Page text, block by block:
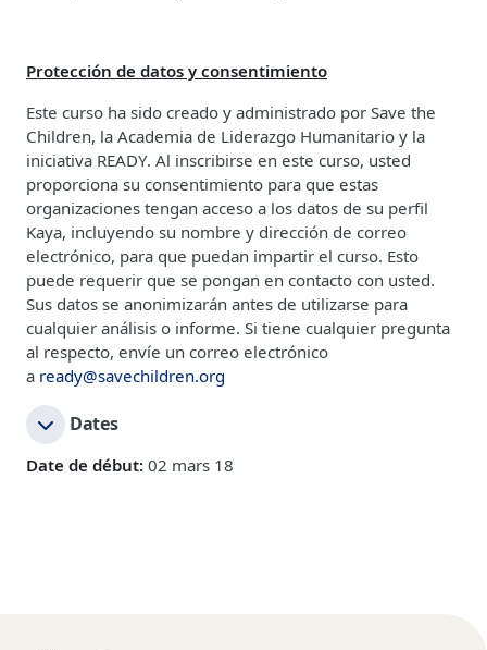
Protección de datos y consentimiento
Este curso ha sido creado y administrado por Save the
Children, la Academia de Liderazgo Humanitario y la
iniciativa READY. Al inscribirse en este curso, usted
proporciona su consentimiento para que estas
organizaciones tengan acceso a los datos de su perfil
Kaya, incluyendo su nombre y dirección de correo
electrónico, para que puedan impartir el curso. Esto
puede requerir que se pongan en contacto con usted.
Sus datos se anonimizarán antes de utilizarse para
cualquier análisis o informe. Si tiene cualquier pregunta
al respecto, envíe un correo electrónico
a ready@savechildren.org
Dates
Date de début: 02 mars 18